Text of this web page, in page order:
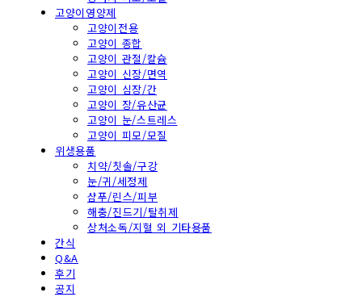
고양이영양제
고양이전용
고양이 종합
고양이 관절/칼슘
고양이 신장/면역
고양이 심장/간
고양이 장/유산균
고양이 눈/스트레스
고양이 피모/모질
위생용품
치약/칫솔/구강
눈/귀/세정제
샴푸/린스/피부
해충/진드기/탈취제
상처소독/지혈 외 기타용품
간식
Q&A
후기
공지